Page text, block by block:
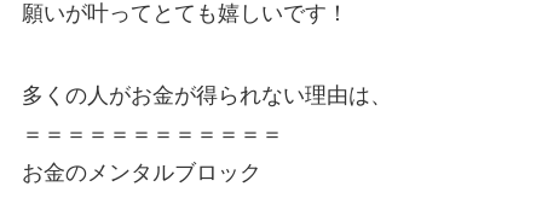
願いが叶ってとても嬉しいです！
多くの人がお金が得られない理由は、
＝＝＝＝＝＝＝＝＝＝＝＝
お金のメンタルブロック